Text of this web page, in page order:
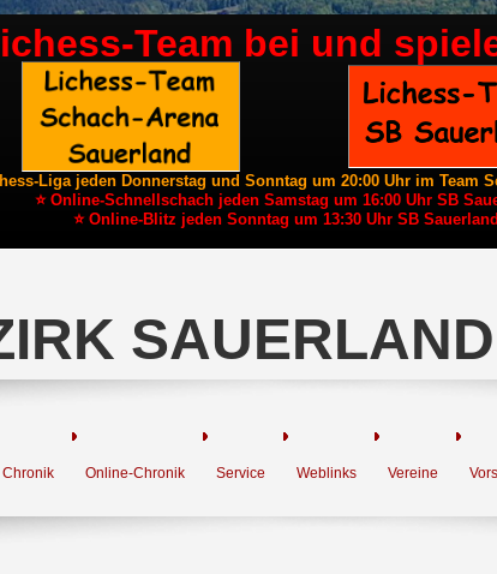
Team bei und
Liga jeden Donnerstag und Sonntag um 20:00 Uhr im Team
⭐ Online-Schnellschach jeden Samstag um 16:00 Uhr SB
⭐ Online-Blitz jeden Sonntag um 13:30 Uhr SB
SAUERLAND
Chronik Online-Chronik Service Weblinks Vereine